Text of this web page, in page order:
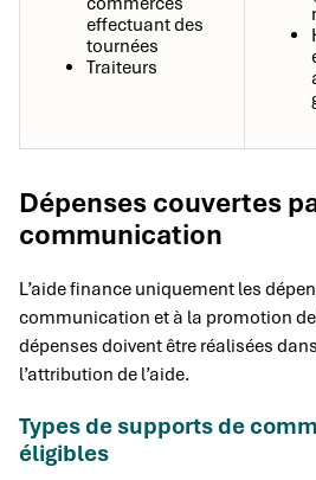
effectuant des
tournées
Traiteurs
Dépenses couvertes
communication
L’aide finance uniquement les
communication et à la promotion de
dépenses doivent être réalisées
l’attribution de l’aide.
Types de supports de
éligibles